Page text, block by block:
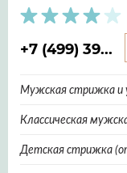
+7 (499) 39...
Мужская стрижка и
Классическая
Детская стрижка